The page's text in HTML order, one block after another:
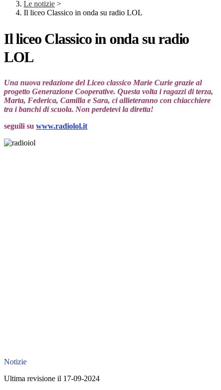
Le notizie >
Il liceo Classico in onda su radio LOL
Il liceo Classico in onda su radio
LOL
Una nuova redazione del Liceo classico Marie Curie grazie al
progetto Generazione Cooperative. Questa volta i ragazzi di terza,
Marta, Federica, Camilla e Sara, ci allieteranno con chiacchiere
tra i banchi di scuola. Non perdetevi la diretta!
seguili su www.radiolol.it
Notizie
Ultima revisione il 17-09-2024